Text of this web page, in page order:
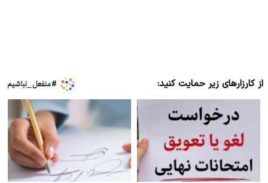
از کارزارهای زیر حمایت کنید: